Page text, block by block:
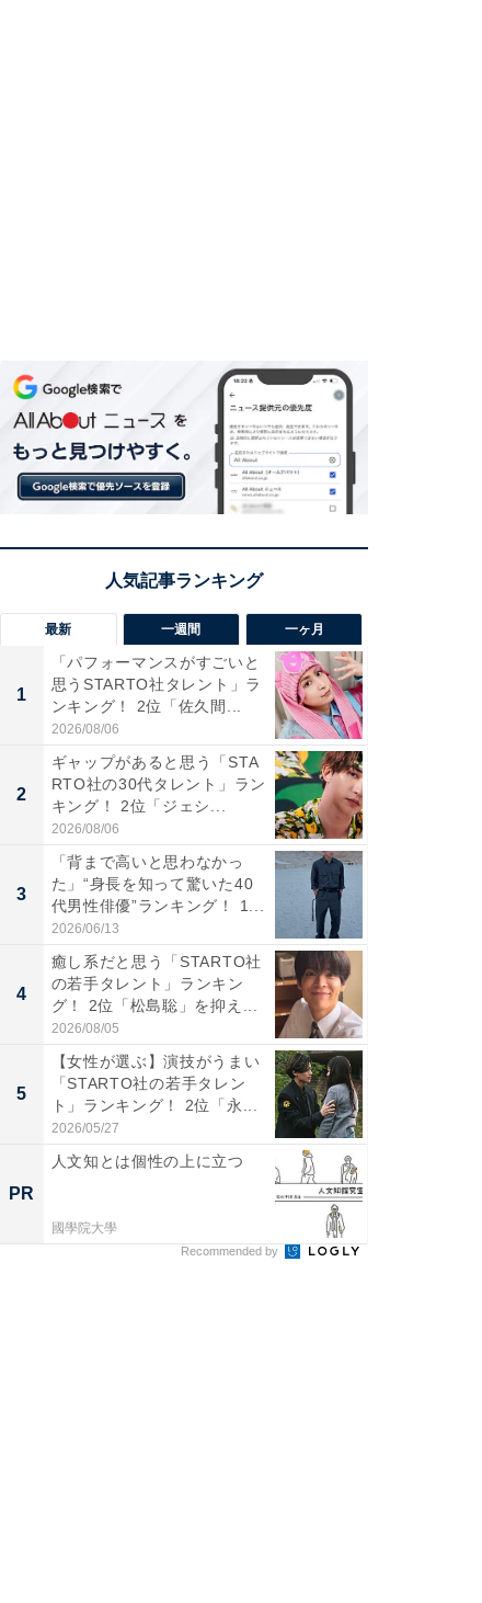
最新 一週間 一ヶ月
1
「パフォーマンスがすごいと
思うSTARTO社タレント」ラ
ンキング！ 2位「佐久間...
2026/08/06
2
ギャップがあると思う「STA
RTO社の30代タレント」ラン
キング！ 2位「ジェシ...
2026/08/06
3
「背まで高いと思わなかっ
た」“身長を知って驚いた40
代男性俳優”ランキング！ 1...
2026/06/13
4
癒し系だと思う「STARTO社
の若手タレント」ランキン
グ！ 2位「松島聡」を抑え...
2026/08/05
5
【女性が選ぶ】演技がうまい
「STARTO社の若手タレン
ト」ランキング！ 2位「永...
2026/05/27
PR
人文知とは個性の上に立つ
國學院大學
Recommended by